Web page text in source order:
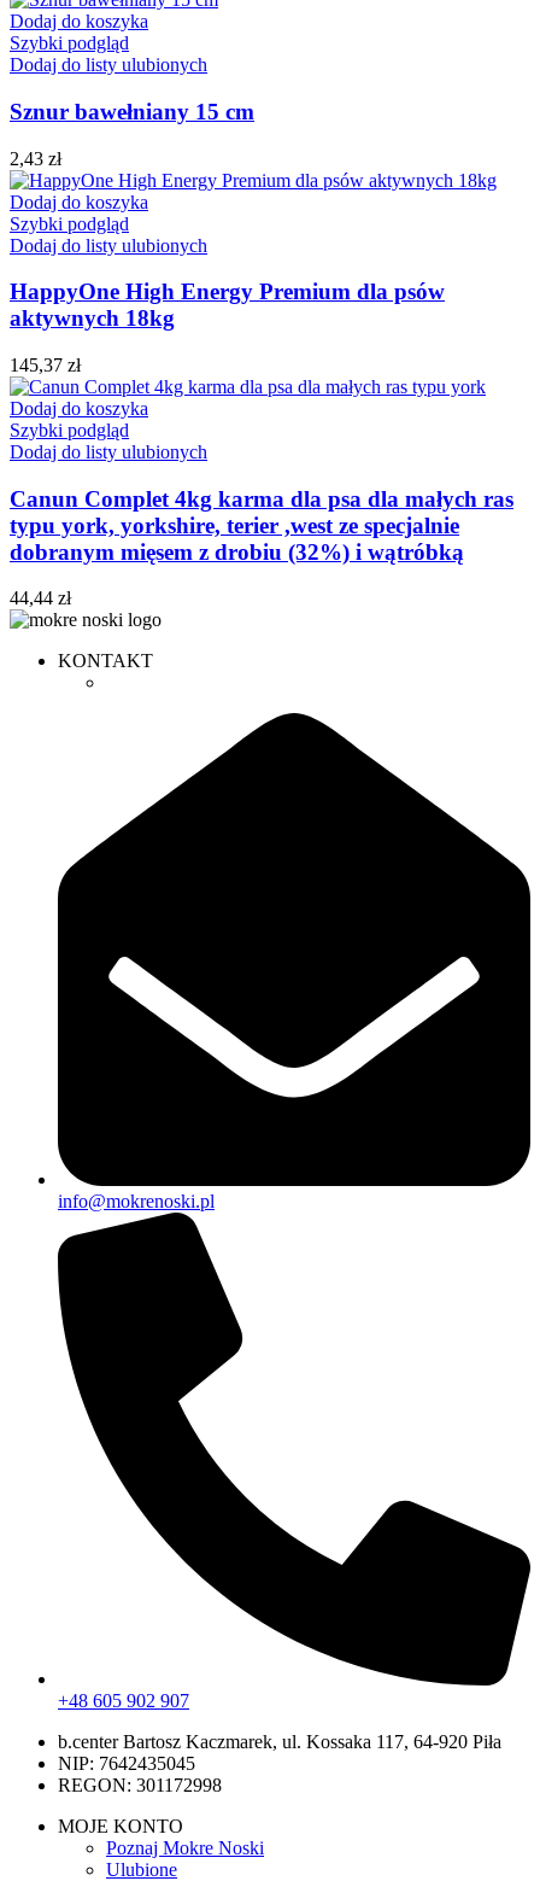
Dodaj do koszyka
Szybki podgląd
Dodaj do listy ulubionych
Sznur bawełniany 15 cm
2,43 zł
Dodaj do koszyka
Szybki podgląd
Dodaj do listy ulubionych
HappyOne High Energy Premium dla psów
aktywnych 18kg
145,37 zł
Dodaj do koszyka
Szybki podgląd
Dodaj do listy ulubionych
Canun Complet 4kg karma dla psa dla małych ras
typu york, yorkshire, terier ,west ze specjalnie
dobranym mięsem z drobiu (32%) i wątróbką
44,44 zł
KONTAKT
info@mokrenoski.pl
+48 605 902 907
b.center Bartosz Kaczmarek, ul. Kossaka 117, 64-920 Piła
NIP: 7642435045
REGON: 301172998
MOJE KONTO
Poznaj Mokre Noski
Ulubione